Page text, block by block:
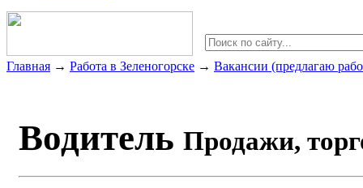
Главная → Работа в Зеленогорске → Вакансии (предлагаю
Водитель Продажи,